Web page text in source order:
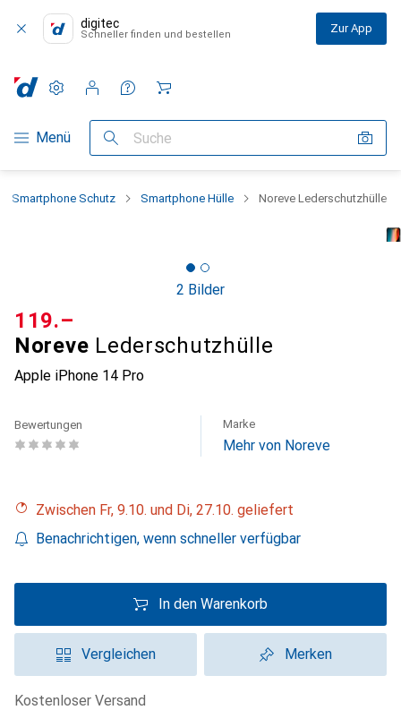
digitec
Schneller finden und bestellen Zur App
Navigation nach Kategorien
Menü Suche
Einstellungen
Kundenkonto
Vergleichslisten
Merklisten
Warenkorb
Smartphone Schutz Smartphone Hülle Noreve Lederschutzhülle
2 Bilder
Noreve Lederschutzhülle
Apple iPhone 14 Pro
CHF
119.–
Bewertungen Marke
Mehr von Noreve
Zwischen Fr, 9.10. und Di, 27.10. geliefert
Benachrichtigen, wenn schneller verfügbar
In den Warenkorb
Vergleichen Merken
kostenloser Versand